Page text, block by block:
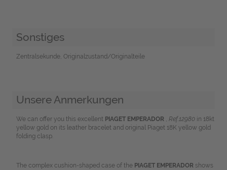
Sonstiges
Zentralsekunde, Originalzustand/Originalteile
Unsere Anmerkungen
We can offer you this excellentPIAGET EMPERADOR, Ref.12980in 18kt
yellow gold on its leather bracelet and original Piaget 18K yellow gold
folding clasp.
The complex cushion-shaped case of the PIAGET EMPERADORshows